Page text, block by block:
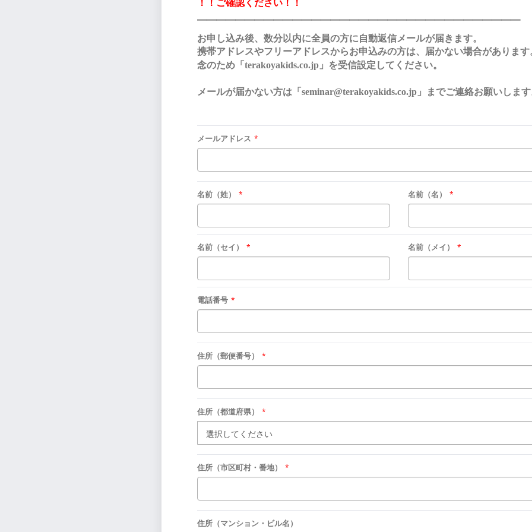
！！ご確認ください！！
━━━━━━━━━━━━━━━━━━━━━━━━━━━━━━━━━━
お申し込み後、数分以内に全員の方に自動返信メールが届きます。
携帯アドレスやフリーアドレスからお申込みの方は、届かない場合があります
念のため「terakoyakids.co.jp 」を受信設定してください。
メールが届かない方は「seminar@terakoyakids.co.jp」までご連絡お願いしま
メールアドレス *
名前（姓） * 名前（名） *
名前（セイ） * 名前（メイ） *
電話番号 *
住所（郵便番号） *
住所（都道府県） *
住所（市区町村・番地） *
住所（マンション・ビル名）